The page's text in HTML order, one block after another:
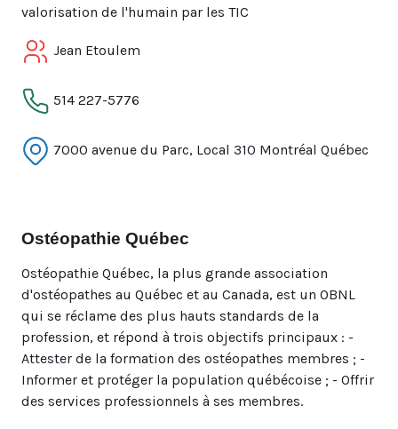
valorisation de l'humain par les TIC
Jean Etoulem
514 227-5776
7000 avenue du Parc, Local 310 Montréal Québec
Ostéopathie Québec
Ostéopathie Québec, la plus grande association
d'ostéopathes au Québec et au Canada, est un OBNL
qui se réclame des plus hauts standards de la
profession, et répond à trois objectifs principaux : -
Attester de la formation des ostéopathes membres ; -
Informer et protéger la population québécoise ; - Offrir
des services professionnels à ses membres.